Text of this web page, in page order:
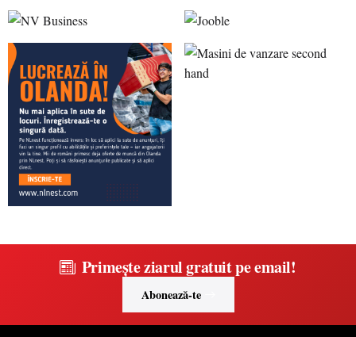
Primește ziarul gratuit pe email!
Abonează-te